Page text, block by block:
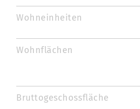
Wohneinheiten
Wohnflächen
Bruttogeschossfläche